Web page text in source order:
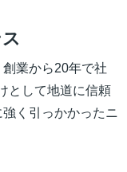
業から20年で社
として地道に信頼
く引っかかったニ